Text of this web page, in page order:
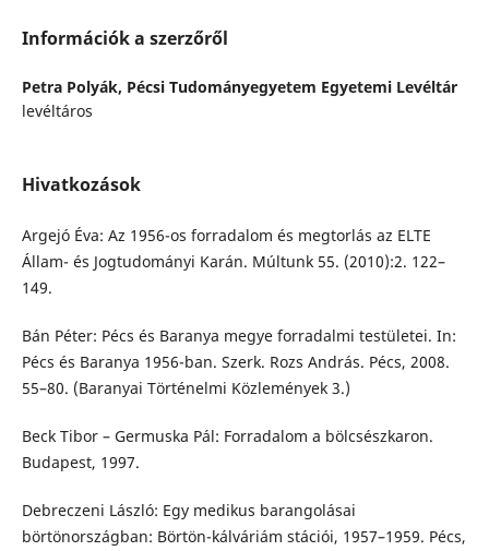
Információk a szerzőről
Petra Polyák, Pécsi Tudományegyetem Egyetemi Levéltár
levéltáros
Hivatkozások
Argejó Éva: Az 1956-os forradalom és megtorlás az ELTE
Állam- és Jogtudományi Karán. Múltunk 55. (2010):2. 122–
149.
Bán Péter: Pécs és Baranya megye forradalmi testületei. In:
Pécs és Baranya 1956-ban. Szerk. Rozs András. Pécs, 2008.
55–80. (Baranyai Történelmi Közlemények 3.)
Beck Tibor – Germuska Pál: Forradalom a bölcsészkaron.
Budapest, 1997.
Debreczeni László: Egy medikus barangolásai
börtönországban: Börtön-kálváriám stációi, 1957–1959. Pécs,